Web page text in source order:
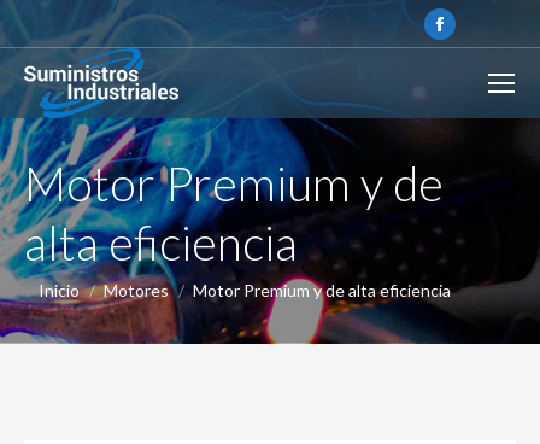
Motor Premium y de
alta eficiencia
Estás aquí:
Inicio Motores Motor Premium y de alta eficiencia